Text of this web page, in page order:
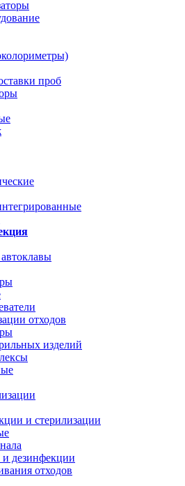
проб
отходов
изделий
и стерилизации
дезинфекции
отходов